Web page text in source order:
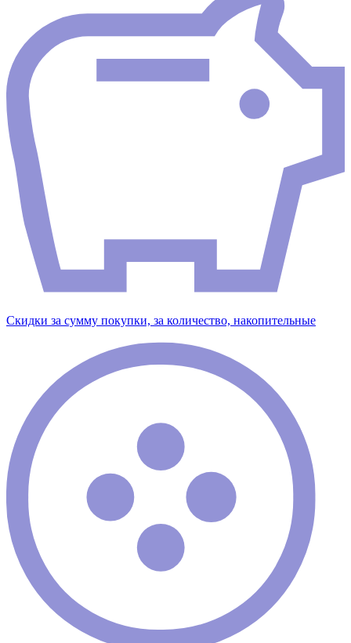
Скидки за сумму покупки, за количество, накопительные